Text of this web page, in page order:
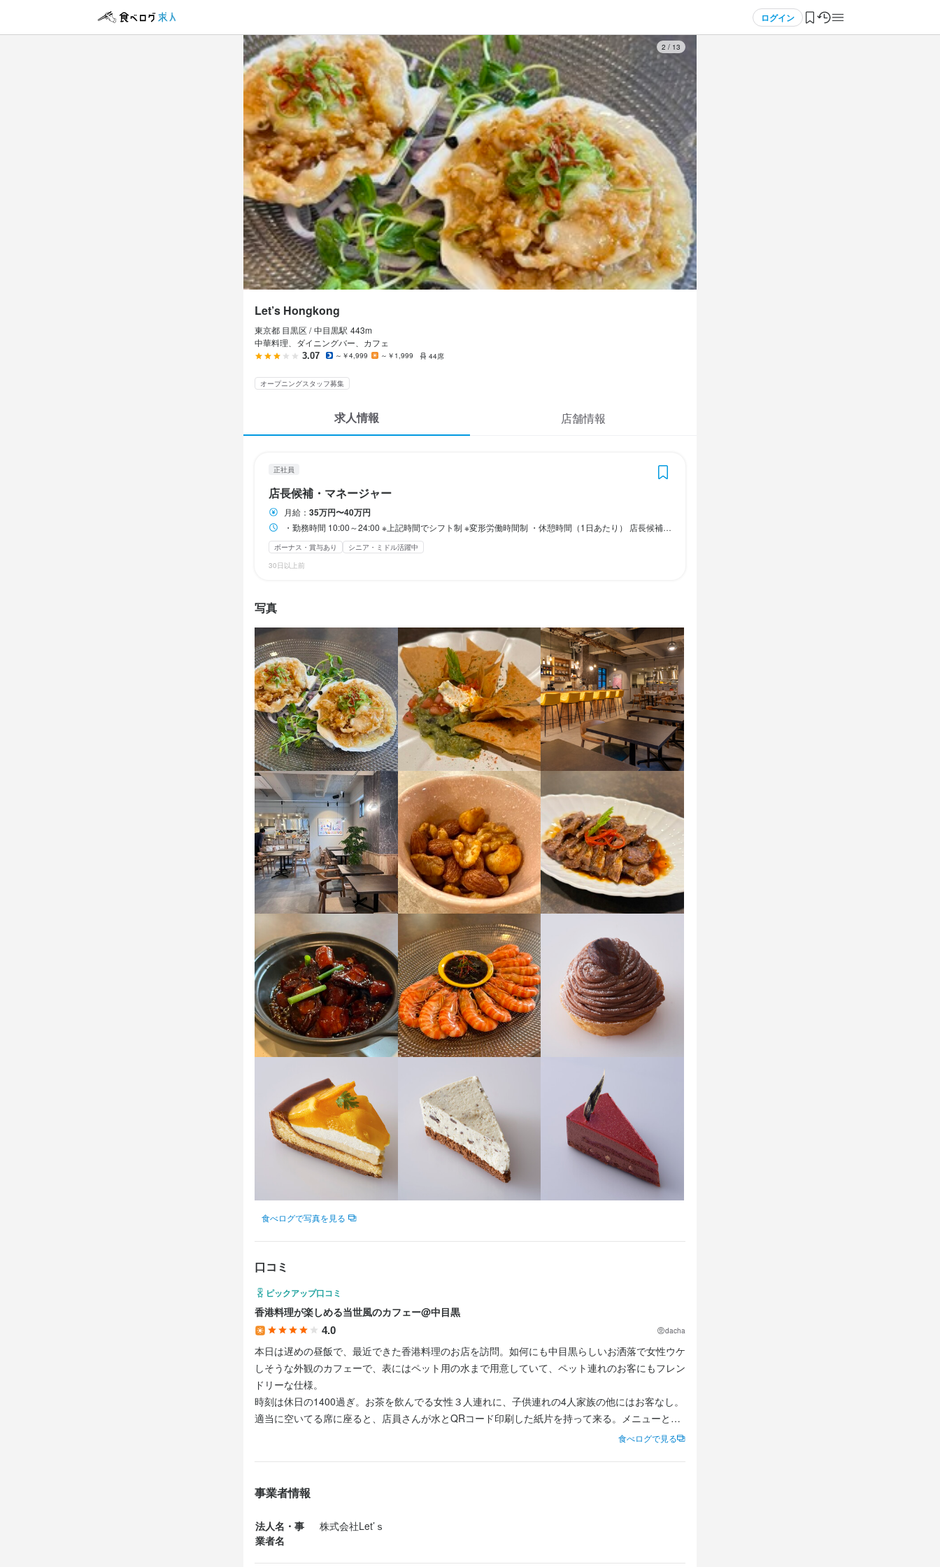
ログイン
3 / 13
Let’s Hongkong
東京都 目黒区 / 中目黒駅 443m
中華料理、ダイニングバー、カフェ
3.07 ～￥4,999 ～￥1,999 44席
オープニングスタッフ募集
求人情報 店舗情報
正社員
店長候補・マネージャー
月給： 35万円〜40万円
・勤務時間 10:00～24:00 ※上記時間でシフト制 ※変形労働時間制 ・休憩時間（1日あたり） 店長候補：2時間
ボーナス・賞与あり
シニア・ミドル活躍中
30日以上前
写真
食べログで写真を見る
口コミ
ピックアップ口コミ
香港料理が楽しめる当世風のカフェー@中目黒
4.0 dacha
本日は遅めの昼飯で、最近できた香港料理のお店を訪問。如何にも中目黒らしいお洒落で女性ウケ
しそうな外観のカフェーで、表にはペット用の水まで用意していて、ペット連れのお客にもフレン
ドリーな仕様。
時刻は休日の1400過ぎ。お茶を飲んでる女性３人連れに、子供連れの4人家族の他にはお客なし。
適当に空いてる席に座ると、店員さんが水とQRコード印刷した紙片を持って来る。メニューと注
き、最終的にカツカレー1680円也で決心。
少し待って注文のカツカレーがサーブ。洋食屋のライス型で固めたライスの周囲にカレールゥを注
ぎ、周りにカツ二枚とフィッシュボール、煮込み野菜を配したもの。こちらに...
食べログで見る
事業者情報
法人名・事
業者名
株式会社Let’ｓ
正社員 Let’s Hongkong
店長候補・マネージャー
店長候補・マネージャー
月給350,000円〜400,000円
ボーナス・賞与あり 昇給あり 交通費支給
試用期間
3ヶ月、期間中給料は変わりません。
給与補足
基本給与
店長・マネージャー候補：月給35万～40万円（経験・能力により決定）
※飲食経験3年以上必須
交通費：全額支給
収入例
店長・マネージャー候補（35万～40万）
月給40万円：480万円
勤務時間
・勤務時間
10:00～24:00
※上記時間でシフト制
※変形労働時間制
店長候補：2時間
終電考慮あり 長期勤務歓迎
休日・休暇
・定休日
月曜定休日です
・残業について
残業は基本的にありません！
・家庭都合の休み調整可
年末年始休暇あり
待遇
賞与有り
社会保険完備
まかない支給
交通費支給
社割有り
髪型/髪色/ピアス/ヒゲ/タトゥーOK！
まかない・食事補助あり 社会保険完備 制服貸与 髪型自由 服装自由 ひげOK ピアスOK
特徴
シニア・ミドル活躍中 オープニングスタッフ募集
仕事内容
【店長・マネージャー候補】
新店舗の立ち上げメンバーとして、店舗運営に幅広く関わっていただきます。
主な業務内容
・売上やコストの管理
・料理やドリンクの提供
最初からすべての業務をお任せすることはありません。経験やスキルに合わせて、少しずつ仕事
の幅を広げていただけます。
今回はオープニング店舗のため、スタッフ一人ひとりの意見やアイデアを大切にしながら、お店
づくりを進めていきたいと考えています。
今回、新しく飲食店をオープンすることになりました。立ち上げメンバーとして、お店づくりに
新しい環境で挑戦してみたい方には絶好のチャンスです。ゼロからお店を作り上げていくため、
仕事のやりがいや自身の成長をしっかり実感できる環境です。